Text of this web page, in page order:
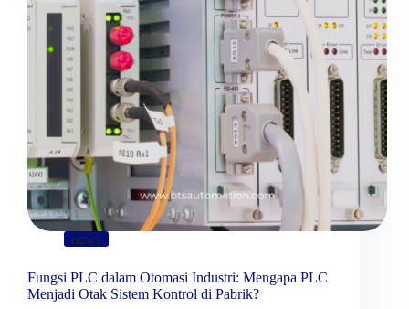
news
Fungsi PLC dalam Otomasi Industri: Mengapa PLC
Menjadi Otak Sistem Kontrol di Pabrik?